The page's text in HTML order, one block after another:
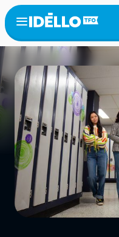
Aller
au
contenu
principal
Open
menu